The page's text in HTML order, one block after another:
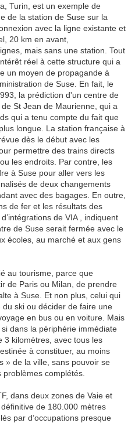
Turin, est un exemple de
de la station de Suse sur la
avec la ligne existante et
20 km en avant,
mais sans une station. Tout
réel à cette structure qui a
un moyen de propagande à
de Suse. En fait, le
la prédiction d'un centre de
St Jean de Maurienne, qui a
qui a tenu compte du fait que
longue. La station française à
dès le début avec les
permettre des trains directs
les endroits. Par contre, les
à Suse pour aller vers les
de deux changements
avec des bagages. En outre,
de fer et les résultats des
de VIA , indiquent
de Suse serait fermée avec le
écoles, au marché et aux gens
au tourisme, parce que
de Paris ou Milan, de prendre
à Suse. Et non plus, celui qui
ski ou décider de faire une
en bus ou en voiture. Mais
dans la périphérie immédiate
3 kilomètres, avec tous les
à constituer, au moins
» de la ville, sans pouvoir se
problèmes complétés.
dans deux zones de Vaie et
de 180.000 mètres
par d’occupations presque